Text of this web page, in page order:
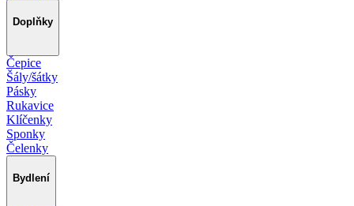
Doplňky
Čepice
Šály/šátky
Pásky
Rukavice
Klíčenky
Sponky
Čelenky
Bydlení